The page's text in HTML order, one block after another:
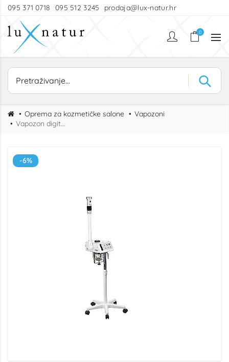
095 371 0718 095 512 3245 prodaja@lux-natur.hr
0
Oprema za kozmetičke salone
Vapozoni
Vapozon digitalni H-TWO
-6%